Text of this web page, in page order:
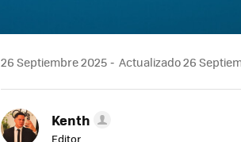
26 Septiembre 2025 Actualizado 26
Kenth
Editor